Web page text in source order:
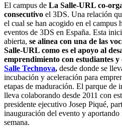
El campus de La Salle-URL co-
consecutivo el 3DS. Una relación
el cual se han acogido en el campus
eventos de 3DS en España. Esta
abierta, se alinea con una de las
Salle-URL como es el apoyo al
emprendimiento con estudiantes y
Salle Technova, desde donde se
incubación y aceleración para
etapas de maduración. El parque
lleva colaborando desde 2011 con
presidente ejecutivo Josep Piqué,
inauguración del evento y
semana.